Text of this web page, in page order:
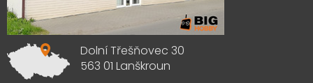
Dolní Třešňovec 30
563 01 Lanškroun